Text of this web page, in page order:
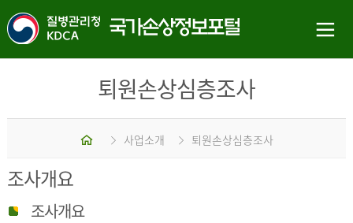
퇴원손상심층조사
홈 사업소개 퇴원손상심층조사
조사개요
조사개요